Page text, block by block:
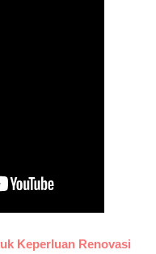
Keperluan Renovasi